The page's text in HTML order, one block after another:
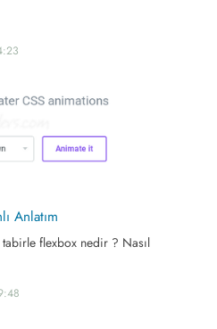
Anlatım
flexbox nedir ? Nasıl